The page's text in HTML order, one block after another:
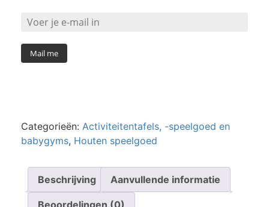
Mail me
Categorieën: Activiteitentafels, -speelgoed en
babygyms, Houten speelgoed
Beschrijving Aanvullende informatie
Beoordelingen (0)